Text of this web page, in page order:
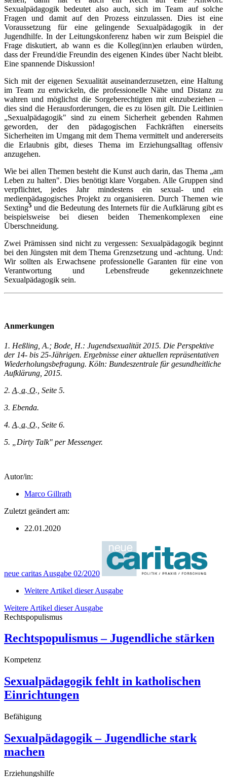
Sexualpädagogik bedeutet also auch, sich im Team auf solche
Fragen und damit auf den Prozess einzulassen. Dies ist eine
Voraussetzung für eine gelingende Sexualpädagogik in der
Jugendhilfe. In der Leitungskonferenz haben wir zum Beispiel die
Frage diskutiert, ab wann es die Kolleg(inn)en erlauben würden,
dass der Freund/die Freundin des eigenen Kindes über Nacht bleibt.
Eine spannende Diskussion!
Sich mit der eigenen Sexualität auseinanderzusetzen, eine Haltung
im Team zu entwickeln, die professionelle Nähe und Distanz zu
wahren und möglichst die Sorgeberechtigten mit einzubeziehen –
dies sind die Herausforderungen, die es zu lösen gilt. Die Leitlinien
„Sexualpädagogik" sind zu einem Sicherheit gebenden Rahmen
geworden, der den pädagogischen Fachkräften einerseits
Sicherheiten im Umgang mit dem Thema vermittelt und andererseits
die Erlaubnis gibt, dieses Thema im Erziehungsalltag offensiv
anzugehen.
Wie bei allen Themen besteht die Kunst auch darin, das Thema „am
Leben zu halten". Dies benötigt klare Vorgaben. Alle Gruppen sind
verpflichtet, jedes Jahr mindestens ein sexual- und ein
medienpädagogisches Projekt zu organisieren. Durch Themen wie
Sexting5 und die Bedeutung des Internets für die Aufklärung gibt es
beispielsweise bei diesen beiden Themenkomplexen eine
Überschneidung.
Zwei Prämissen sind nicht zu vergessen: Sexualpädagogik beginnt
bei den Jüngsten mit dem Thema Grenzsetzung und -achtung. Und:
Wir sollten als Erwachsene professionelle Garanten für eine von
Verantwortung und Lebensfreude gekennzeichnete
Sexualpädagogik sein.
Anmerkungen
1. Heßling, A.; Bode, H.: Jugendsexualität 2015. Die Perspektive
der 14- bis 25-Jährigen. Ergebnisse einer aktuellen repräsentativen
Wiederholungsbefragung. Köln: Bundeszentrale für gesundheitliche
Aufklärung, 2015.
2. A. a. O. , Seite 5.
3. Ebenda.
4. A. a. O. , Seite 6.
5. „Dirty Talk" per Messenger.
Autor/in:
Marco Gillrath
Zuletzt geändert am:
22.01.2020
neue caritas Ausgabe 02/2020
Weitere Artikel dieser Ausgabe
Weitere Artikel dieser Ausgabe
Rechtspopulismus
Rechtspopulismus – Jugendliche stärken
Kompetenz
Sexualpädagogik fehlt in katholischen
Einrichtungen
Befähigung
Sexualpädagogik – Jugendliche stark
machen
Erziehungshilfe